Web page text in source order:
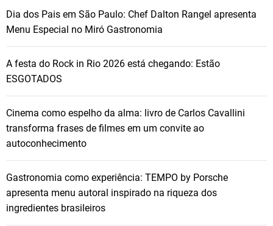
Dia dos Pais em São Paulo: Chef Dalton Rangel apresenta
Menu Especial no Miró Gastronomia
A festa do Rock in Rio 2026 está chegando: Estão
ESGOTADOS
Cinema como espelho da alma: livro de Carlos Cavallini
transforma frases de filmes em um convite ao
autoconhecimento
Gastronomia como experiência: TEMPO by Porsche
apresenta menu autoral inspirado na riqueza dos
ingredientes brasileiros